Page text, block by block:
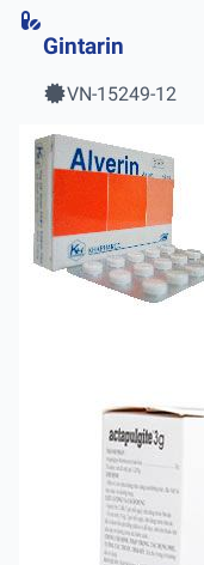
Gintarin
VN-15249-12